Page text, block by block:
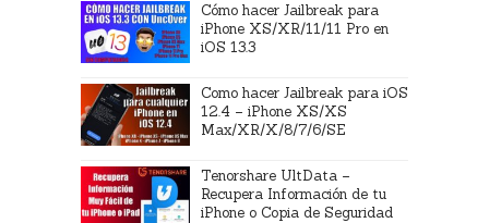
Cómo hacer Jailbreak para
iPhone XS/XR/11/11 Pro en
iOS 13.3
Como hacer Jailbreak para iOS
12.4 – iPhone XS/XS
Max/XR/X/8/7/6/SE
Tenorshare UltData –
Recupera Información de tu
iPhone o Copia de Seguridad